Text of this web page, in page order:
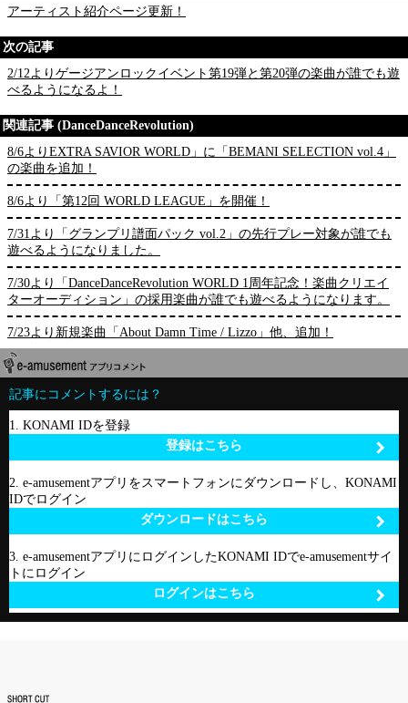
アーティスト紹介ページ更新！
次の記事
2/12よりゲージアンロックイベント第19弾と第20弾の楽曲が誰でも遊
べるようになるよ！
関連記事 (DanceDanceRevolution)
8/6よりEXTRA SAVIOR WORLD」に「BEMANI SELECTION vol.4」
の楽曲を追加！
8/6より「第12回 WORLD LEAGUE」を開催！
7/31より「グランプリ譜面パック vol.2」の先行プレー対象が誰でも
遊べるようになりました。
7/30より「DanceDanceRevolution WORLD 1周年記念！楽曲クリエイ
ターオーディション」の採用楽曲が誰でも遊べるようになります。
7/23より新規楽曲「About Damn Time / Lizzo」他、追加！
記事にコメントするには？
1. KONAMI IDを登録
登録はこちら
2. e-amusementアプリをスマートフォンにダウンロードし、KONAMI
IDでログイン
ダウンロードはこちら
3. e-amusementアプリにログインしたKONAMI IDでe-amusementサイ
トにログイン
ログインはこちら